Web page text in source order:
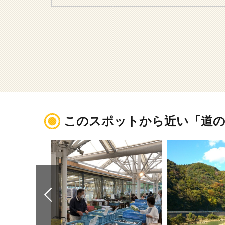
このスポットから近い「道